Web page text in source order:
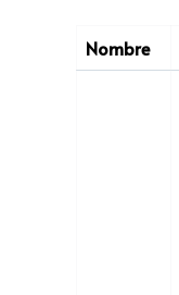
Nombre